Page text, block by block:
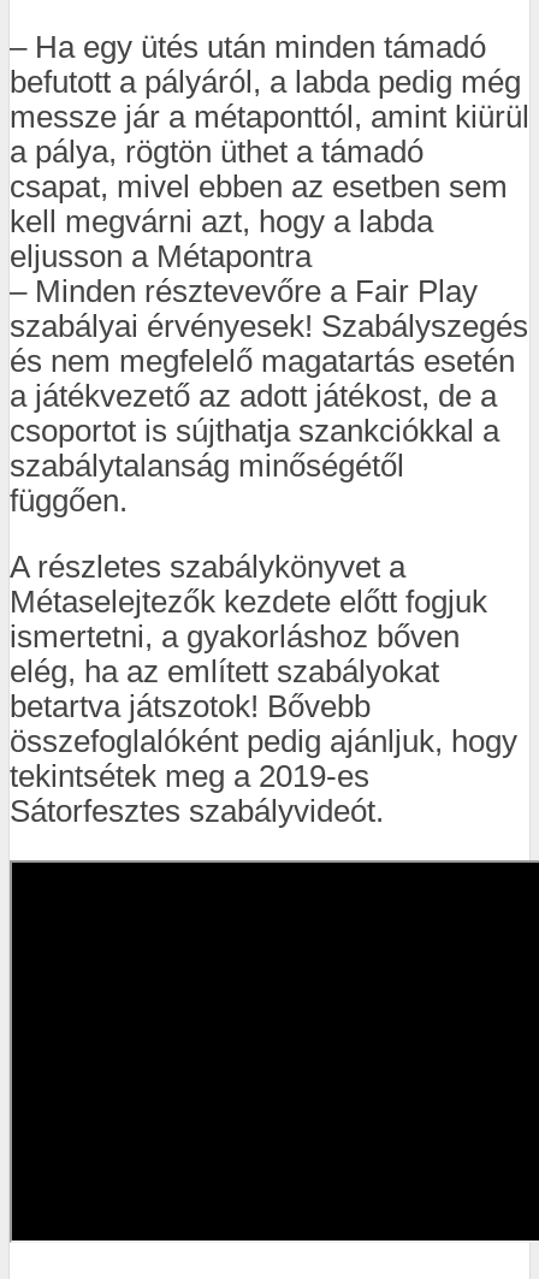
– Ha egy ütés után minden támadó
befutott a pályáról, a labda pedig még
messze jár a métaponttól, amint kiürül
a pálya, rögtön üthet a támadó
csapat, mivel ebben az esetben sem
kell megvárni azt, hogy a labda
eljusson a Métapontra
– Minden résztevevőre a Fair Play
szabályai érvényesek! Szabályszegés
és nem megfelelő magatartás esetén
a játékvezető az adott játékost, de a
csoportot is sújthatja szankciókkal a
szabálytalanság minőségétől
függően.
A részletes szabálykönyvet a
Métaselejtezők kezdete előtt fogjuk
ismertetni, a gyakorláshoz bőven
elég, ha az említett szabályokat
betartva játszotok! Bővebb
összefoglalóként pedig ajánljuk, hogy
tekintsétek meg a 2019-es
Sátorfesztes szabályvideót.